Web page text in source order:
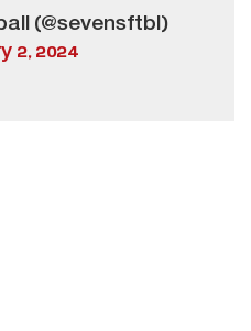
(@sevensftbl)
2, 2024